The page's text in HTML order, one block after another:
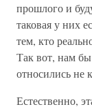
прошлого и
таковая у них
тем, кто
Так вот, нам
относились не
Естественно,